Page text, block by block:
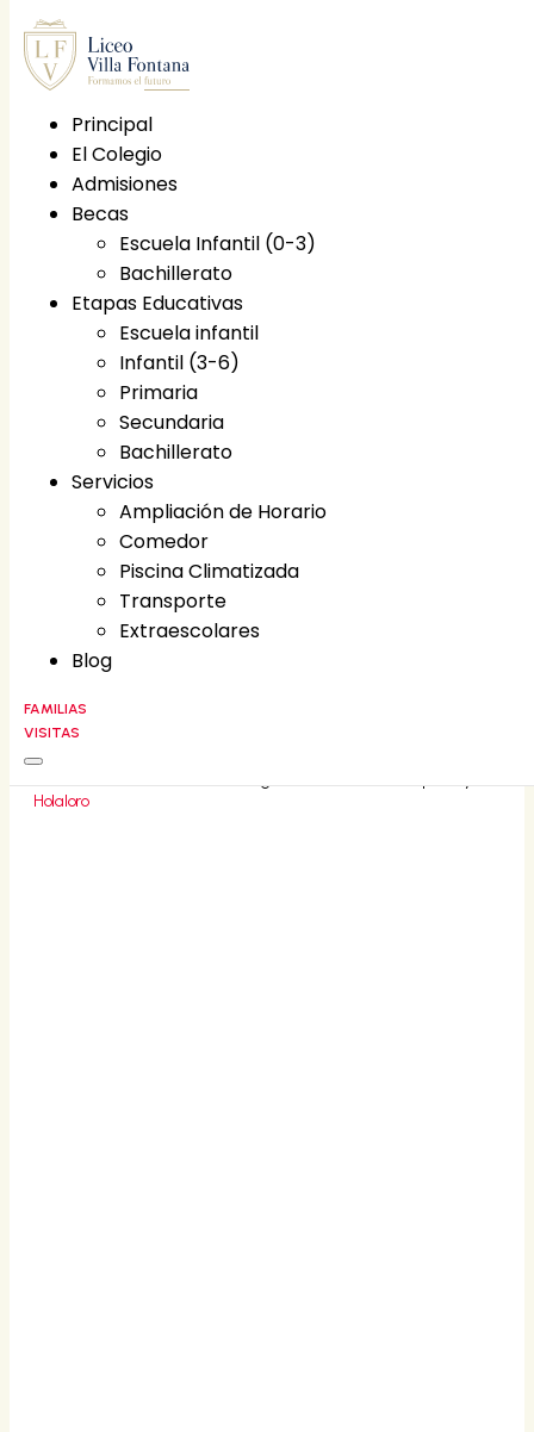
Principal
El Colegio
Etapas educativas
Escuela infantil
Infantil (3-6)
Primaria
Secundaria
Bachillerato
Becas
Escuela Infantil (0-3)
Bachillerato
Servicios
Ampliación de Horario
Comedor
Piscina Climatizada
Transporte
Extraescolares
Blog
FAMILIAS
Holaloro
Principal
El Colegio
Admisiones
Becas
Escuela Infantil (0-3)
Bachillerato
Etapas Educativas
Escuela infantil
Infantil (3-6)
Primaria
Secundaria
Bachillerato
Servicios
Ampliación de Horario
Comedor
Piscina Climatizada
Transporte
Extraescolares
Blog
FAMILIAS
VISITAS